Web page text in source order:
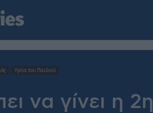
Υγεία του Παιδιού
να γίνει η 2η